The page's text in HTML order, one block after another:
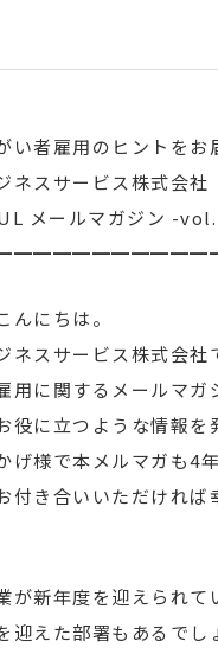
者雇用のヒント
ジネスサービス株式
メールマガジン -
んにちは。
ネスサービス株式会社
用に関するメールマガ
役に立つような情報を
げ様で本メルマガも4
付き合いいただければ
が新年度を迎えられて
迎えた部署もあるでし